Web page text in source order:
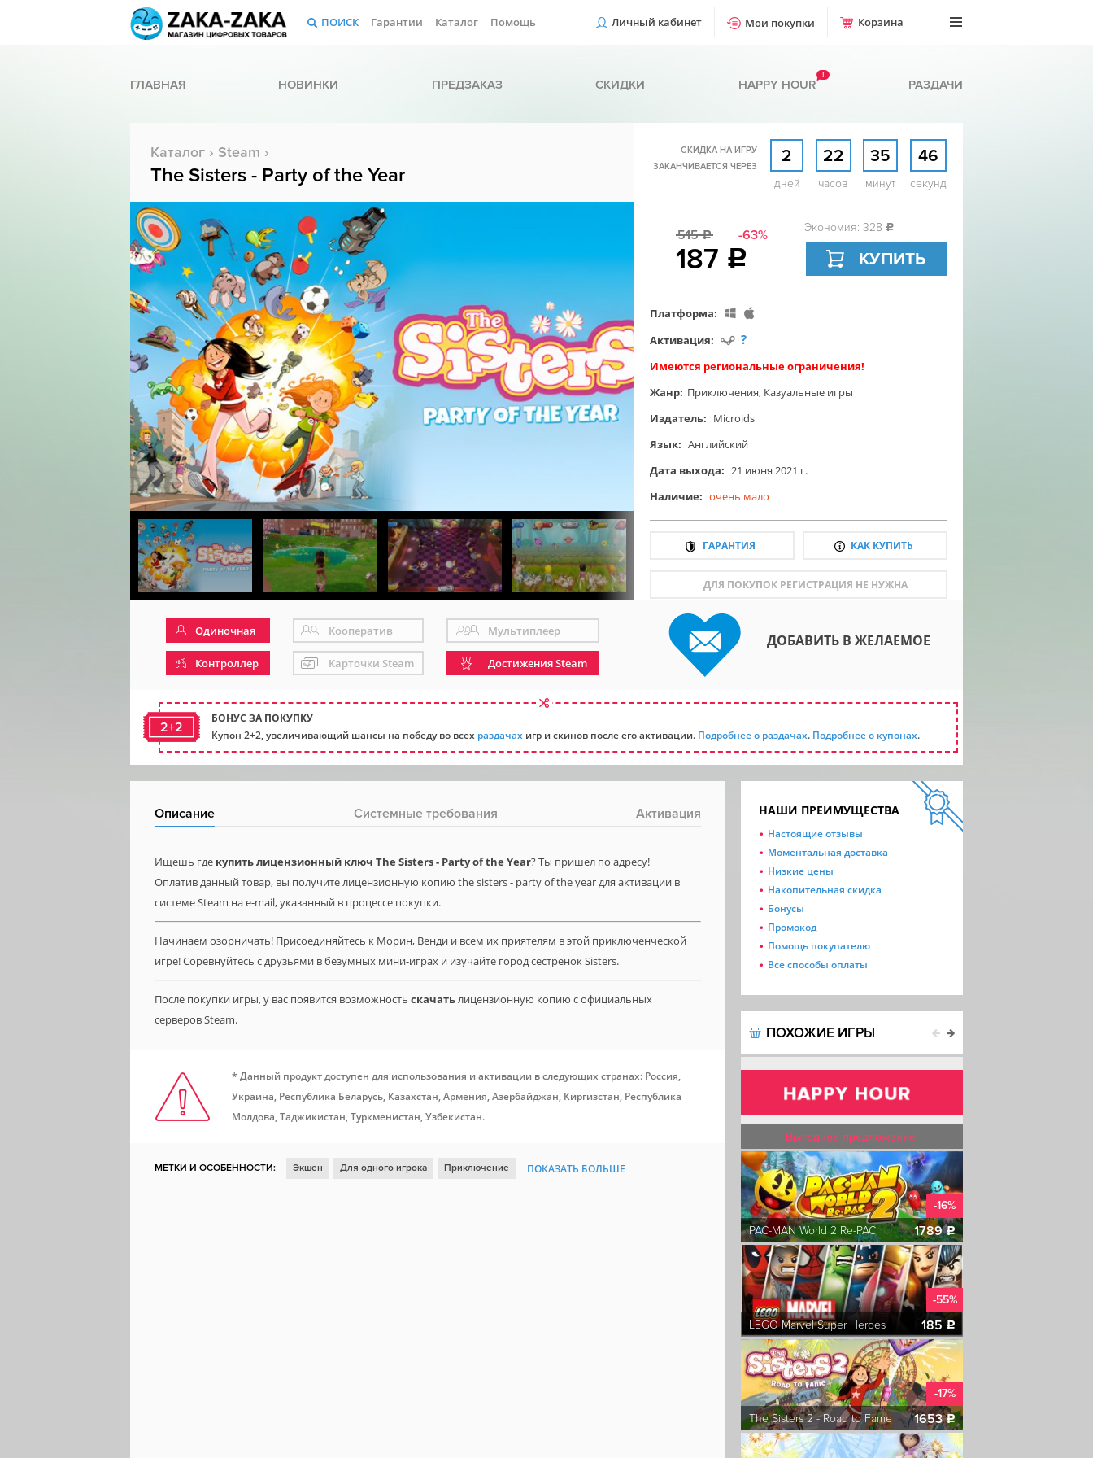
ПОИСК Гарантии Каталог Помощь Личный кабинет Мои покупки Корзина
ГЛАВНАЯ НОВИНКИ ПРЕДЗАКАЗ СКИДКИ HAPPY HOUR
!
РАЗДАЧИ
Каталог › Steam ›
The Sisters - Party of the Year
СКИДКА НА ИГРУ
ЗАКАНЧИВАЕТСЯ ЧЕРЕЗ
2
дней
22
часов
35
минут
45
секунд
515c -63%
187 c
Экономия: 328 c
КУПИТЬ
Платформа:
Активация:
?
Имеются региональные ограничения!
Жанр: Приключения, Казуальные игры
Издатель: Microids
Язык: Английский
Дата выхода: 21 июня 2021 г.
Наличие: очень мало
ГАРАНТИЯ КАК КУПИТЬ
ДЛЯ ПОКУПОК РЕГИСТРАЦИЯ НЕ НУЖНА
Одиночная Кооператив Мультиплеер
Контроллер Карточки Steam Достижения Steam
ДОБАВИТЬ В ЖЕЛАЕМОЕ
2+2
БОНУС ЗА ПОКУПКУ
Купон 2+2, увеличивающий шансы на победу во всех раздачах игр и скинов после его активации. Подробнее о раздачах. Подробнее о купонах.
Описание Системные требования Активация
Ищешь где купить лицензионный ключ The Sisters - Party of the Year? Ты пришел по адресу!
Оплатив данный товар, вы получите лицензионную копию the sisters - party of the year для активации в
системе Steam на e-mail, указанный в процессе покупки.
Начинаем озорничать! Присоединяйтесь к Морин, Венди и всем их приятелям в этой приключенческой
игре! Соревнуйтесь с друзьями в безумных мини-играх и изучайте город сестренок Sisters.
После покупки игры, у вас появится возможность скачатьлицензионную копию с официальных
серверов Steam.
* Данный продукт доступен для использования и активации в следующих странах: Россия,
Украина, Республика Беларусь, Казахстан, Армения, Азербайджан, Киргизстан, Республика
Молдова, Таджикистан, Туркменистан, Узбекистан.
МЕТКИ И ОСОБЕННОСТИ: Экшен Для одного игрока Приключение ПОКАЗАТЬ БОЛЬШЕ
НАШИ ПРЕИМУЩЕСТВА
Настоящие отзывы
Моментальная доставка
Низкие цены
Накопительная скидка
Бонусы
Промокод
Помощь покупателю
Все способы оплаты
ПОХОЖИЕ ИГРЫ
Выгодное предложение!
-16%
PAC-MAN World 2 Re-PAC
1789c
-55%
LEGO Marvel Super Heroes
185 c
-17%
The Sisters 2 - Road to Fame
1653c